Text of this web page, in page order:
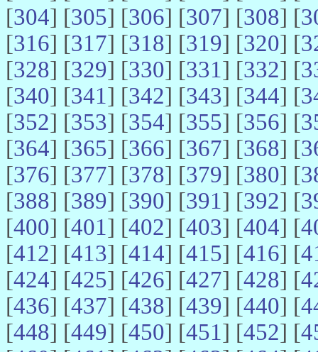
[304] [305] [306] [307] [308] [
[316] [317] [318] [319] [320] [
[328] [329] [330] [331] [332] [
[340] [341] [342] [343] [344] [
[352] [353] [354] [355] [356] [
[364] [365] [366] [367] [368] [
[376] [377] [378] [379] [380] [
[388] [389] [390] [391] [392] [
[400] [401] [402] [403] [404] [
[412] [413] [414] [415] [416] [
[424] [425] [426] [427] [428] [
[436] [437] [438] [439] [440] [
[448] [449] [450] [451] [452] [